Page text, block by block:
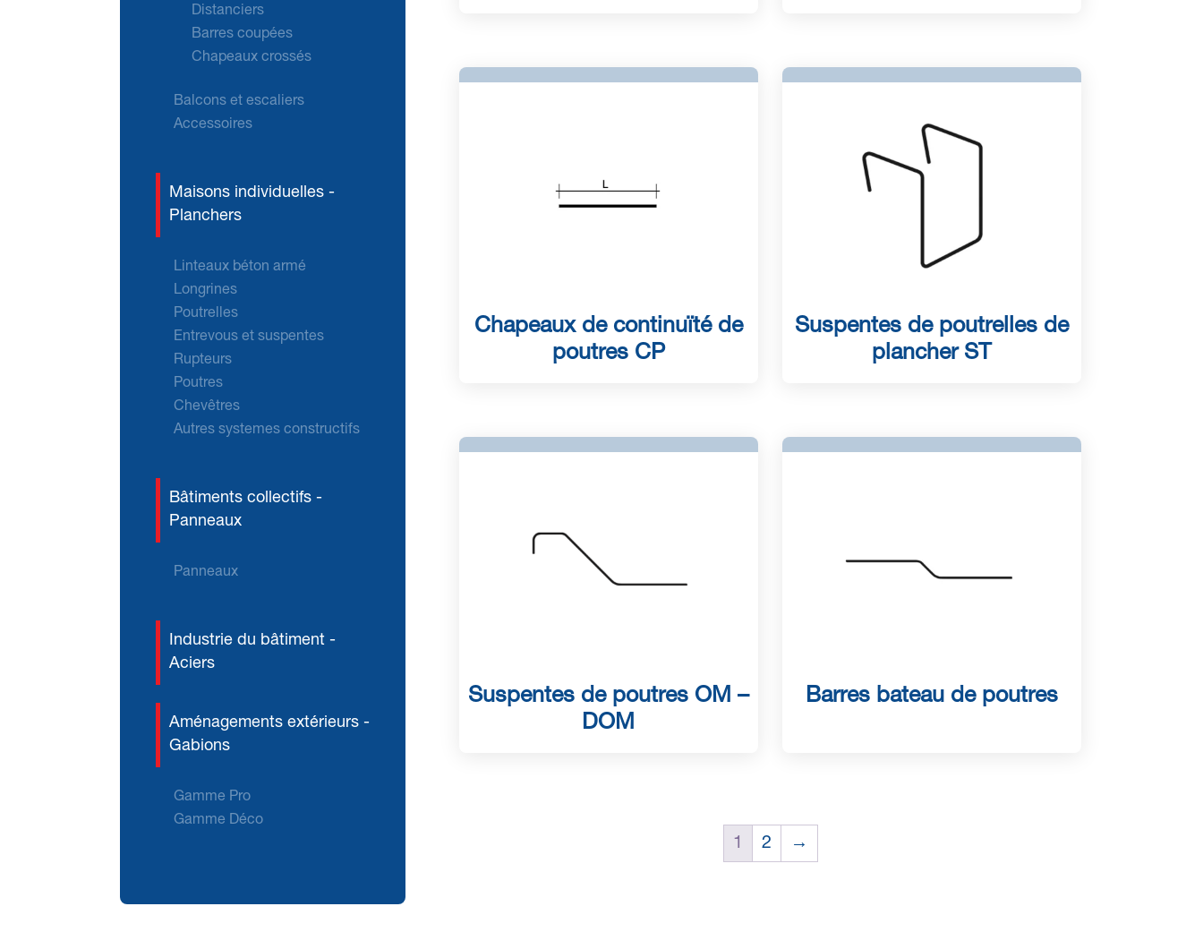
Distanciers
Barres coupées
Chapeaux crossés
Balcons et escaliers
Accessoires
Maisons individuelles -
Planchers
Linteaux béton armé
Longrines
Poutrelles
Entrevous et suspentes
Rupteurs
Poutres
Chevêtres
Autres systemes constructifs
Bâtiments collectifs -
Panneaux
Panneaux
Industrie du bâtiment -
Aciers
Aménagements extérieurs -
Gabions
Gamme Pro
Gamme Déco
Chapeaux de continuïté de
poutres CP
Suspentes de poutrelles de
plancher ST
Suspentes de poutres OM –
DOM
Barres bateau de poutres
1 2 →